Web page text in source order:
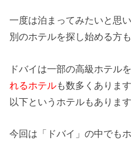
一度は泊まってみたいと思
別のホテルを探し始める方
ドバイは一部の高級ホテル
れるホテルも数多くありま
以下というホテルもありま
今回は「ドバイ」の中でも